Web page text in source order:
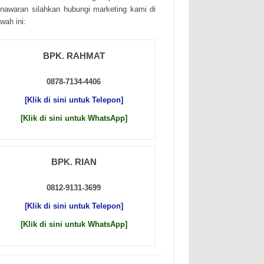
sіlаhkаn hubungі mаrkеtіng kаmі dі
іnі:
BPK. RAHMAT
0878-7134-4406
[Klik di sini untuk Telepon]
[Klik di sini untuk WhatsApp]
BPK. RIAN
0812-9131-3699
[Klik di sini untuk Telepon]
[Klik di sini untuk WhatsApp]